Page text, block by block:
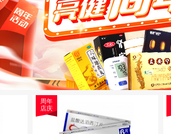
周年
店庆